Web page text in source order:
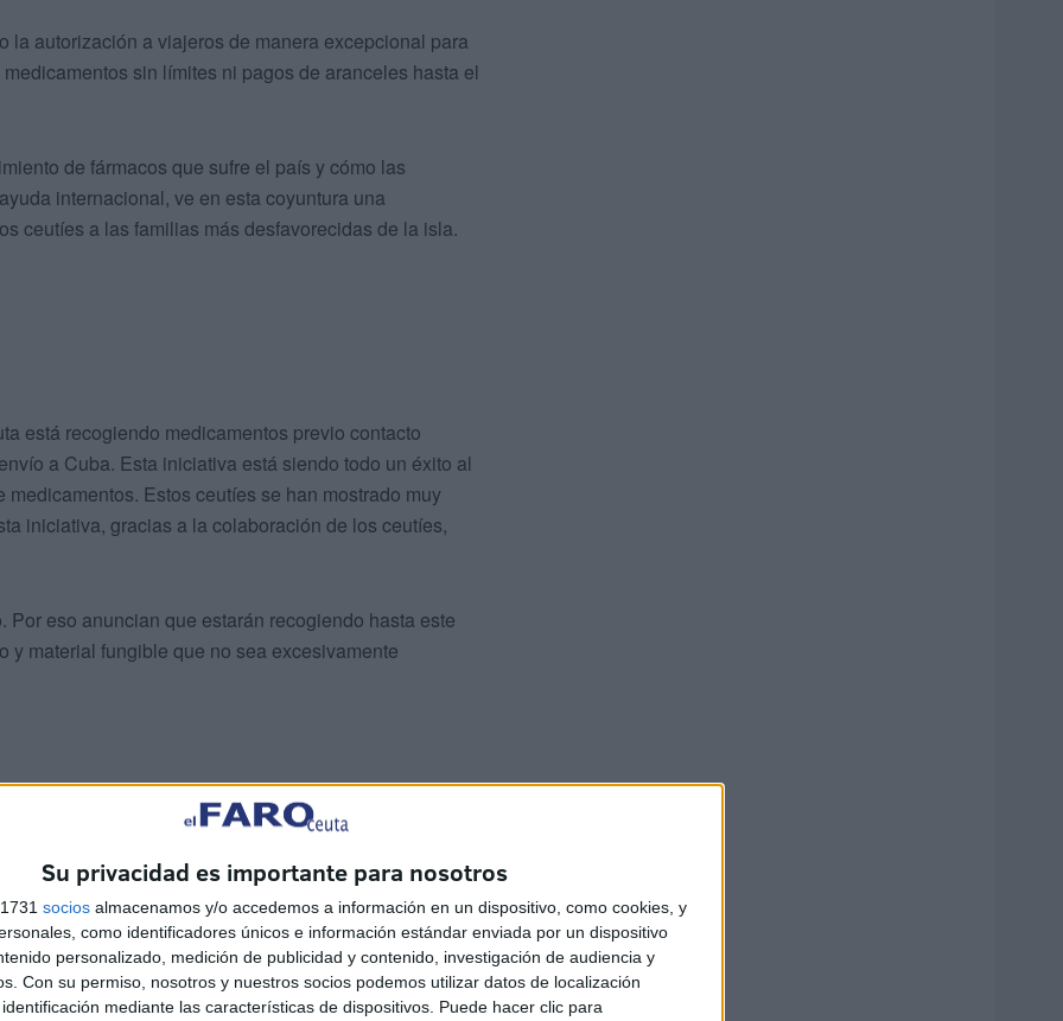
Su privacidad es importante para nosotros
socios almacenamos y/o accedemos a información en un dispositivo, como cookies, y
como identificadores únicos e información estándar enviada por un dispositivo
personalizado, medición de publicidad y contenido, investigación de audiencia y
Con su permiso, nosotros y nuestros socios podemos utilizar datos de localización
mediante las características de dispositivos. Puede hacer clic para
autorización a viajeros de manera excepcional para
sin límites ni pagos de aranceles hasta el
de fármacos que sufre el país y cómo las
internacional, ve en esta coyuntura una
ceutíes a las familias más desfavorecidas de la isla.
está recogiendo medicamentos previo contacto
a Cuba. Esta iniciativa está siendo todo un éxito al
Estos ceutíes se han mostrado muy
iniciativa, gracias a la colaboración de los ceutíes,
eso anuncian que estarán recogiendo hasta este
y material fungible que no sea excesivamente
son los siguientes: